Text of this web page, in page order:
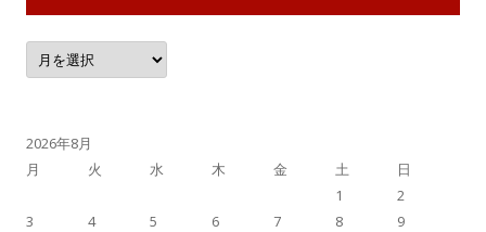
月
別
記
2026年8月
月
火 水 木 金 土
日
1
2
3
4 5 6 7 8
9